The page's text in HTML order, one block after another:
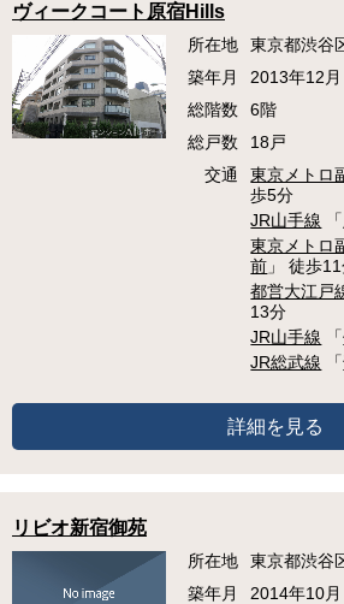
ヴィークコート原宿Hills
所在地
東京都渋谷
築年月
2013年12月
総階数
6階
総戸数
18戸
交通
東京メトロ
歩5分
JR山手線 「
東京メトロ
前 」 徒歩
都営大江戸
13分
JR山手線 「
JR総武線 「
詳細を見る
リビオ新宿御苑
所在地
東京都渋谷
築年月
2014年10月